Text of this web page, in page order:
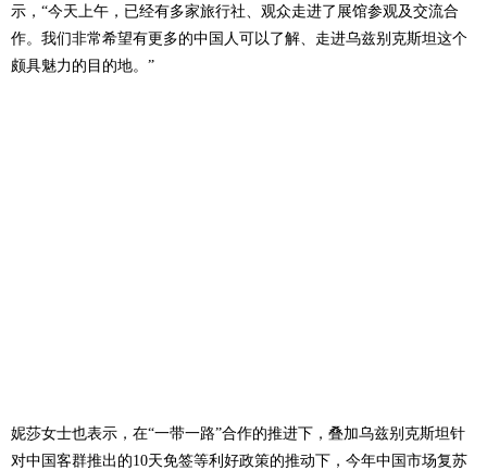
示，“今天上午，已经有多家旅行社、观众走进了展馆参观及交流合
作。我们非常希望有更多的中国人可以了解、走进乌兹别克斯坦这个
颇具魅力的目的地。”
妮莎女士也表示，在“一带一路”合作的推进下，叠加乌兹别克斯坦针
对中国客群推出的10天免签等利好政策的推动下，今年中国市场复苏